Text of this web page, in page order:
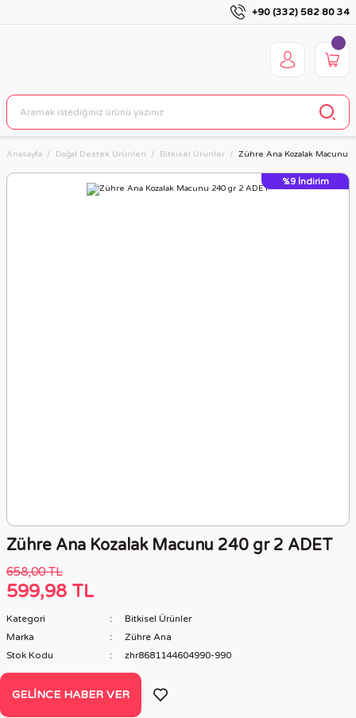
+90 (332) 582 80 34
Anasayfa Doğal Destek Ürünleri Bitkisel Ürünler Zühre Ana Kozalak Macunu
%9 İndirim
Zühre Ana Kozalak Macunu 240 gr 2 ADET
658,00 TL
599,98 TL
Kategori
Bitkisel Ürünler
Marka
Zühre Ana
Stok Kodu
zhr8681144604990-990
GELINCE HABER VER